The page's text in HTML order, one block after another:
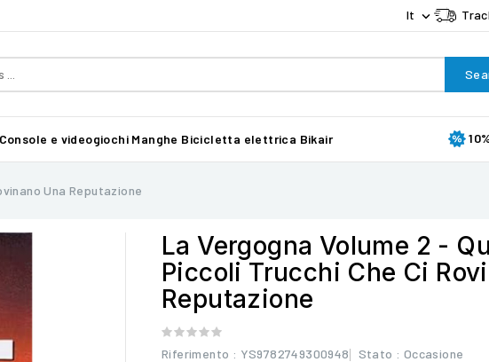
It 
Console e videogiochi Manghe Bicicletta elettrica Bikair
Una Reputazione
La Vergogna Volume 2 -
Piccoli Trucchi Che Ci
Reputazione
Riferimento : YS9782749300948 Stato : Occasione